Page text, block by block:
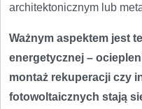
architektonicznym lub
Ważnym aspektem jest
energetycznej –
montaż rekuperacji czy
fotowoltaicznych stają